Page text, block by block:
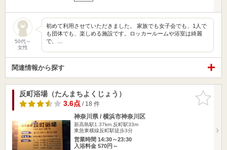
50代～
女性
初めて利用させていただきました。 家族でも女子会でも、1人で
も団体でも、楽しめる施設です。ロッカールームや浴室は綺麗
で、…
関連情報から探す
お気に入
りに追加
反町浴場（たんまちよくじょう）
3.6点/ 18 件
神奈川県 / 横浜市神奈川区
新高島駅1.37km 反町駅33m
東急東横線反町駅徒歩3分
営業時間 14:30～23:30
入浴料金 570円～